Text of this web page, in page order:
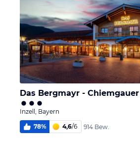
Inzell, Bayern
78% 4,6/6 914 Bew.